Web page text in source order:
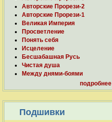
Авторские Прорези-2
Авторские Прорези-1
Великая Империя
Просветление
Понять себя
Исцеление
Бесшабашная Русь
Чистая душа
Между днями-боями
подробнее
Подшивки